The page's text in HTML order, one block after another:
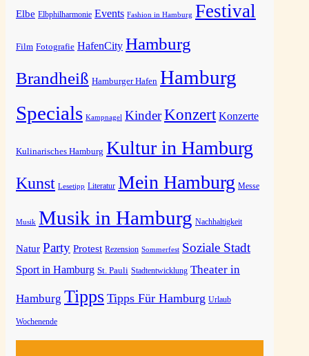
Elbe Elbphilharmonie Events Fashion in Hamburg Festival
Film Fotografie HafenCity Hamburg
Brandheiß Hamburger Hafen Hamburg
Specials Kampnagel KinderKonzert Konzerte
Kulinarisches Hamburg Kultur in Hamburg
Kunst Lesetipp Literatur Mein Hamburg Messe
Musik Musik in Hamburg Nachhaltigkeit
Natur Party Protest Rezension Sommerfest Soziale Stadt
Sport in Hamburg St. Pauli Stadtentwicklung Theater in
Hamburg Tipps Tipps Für Hamburg Urlaub
Wochenende